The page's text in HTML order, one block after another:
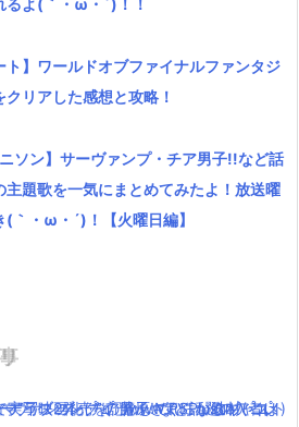
ト】ワールドオブファイナルファンタジ
クリアした感想と攻略！
ソン】サーヴァンプ・チア男子!!など話
主題歌を一気にまとめてみたよ！放送曜
(｀・ω・´)！【火曜日編】
”ラブソング”の藤原さくらが逸材( ﾟдﾟ )
デイズ2発売を記念してPSPlus加入者は
実写映画化( ﾟдﾟ )www気になるキャスト
ヴァンプ・チア男子!!など話題のアニメ